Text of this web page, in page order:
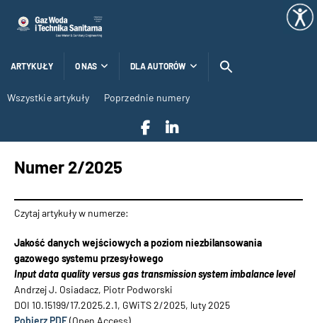
ARTYKUŁY O NAS DLA AUTORÓW
Wszystkie artykuły Poprzednie numery
Numer 2/2025
Czytaj artykuły w numerze:
Jakość danych wejściowych a poziom niezbilansowania
gazowego systemu przesyłowego
Input data quality versus gas transmission system imbalance level
Andrzej J. Osiadacz, Piotr Podworski
DOI 10.15199/17.2025.2.1, GWiTS 2/2025, luty 2025
Pobierz PDF(Open Access)